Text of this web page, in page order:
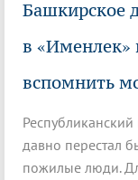
Башкирское
в
вспомнить
давно перестал
пожилые люди.